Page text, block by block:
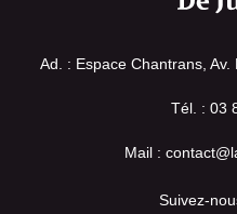
Ad. : Espace Chantrans,
Tél. : 03
Mail :
Suivez-